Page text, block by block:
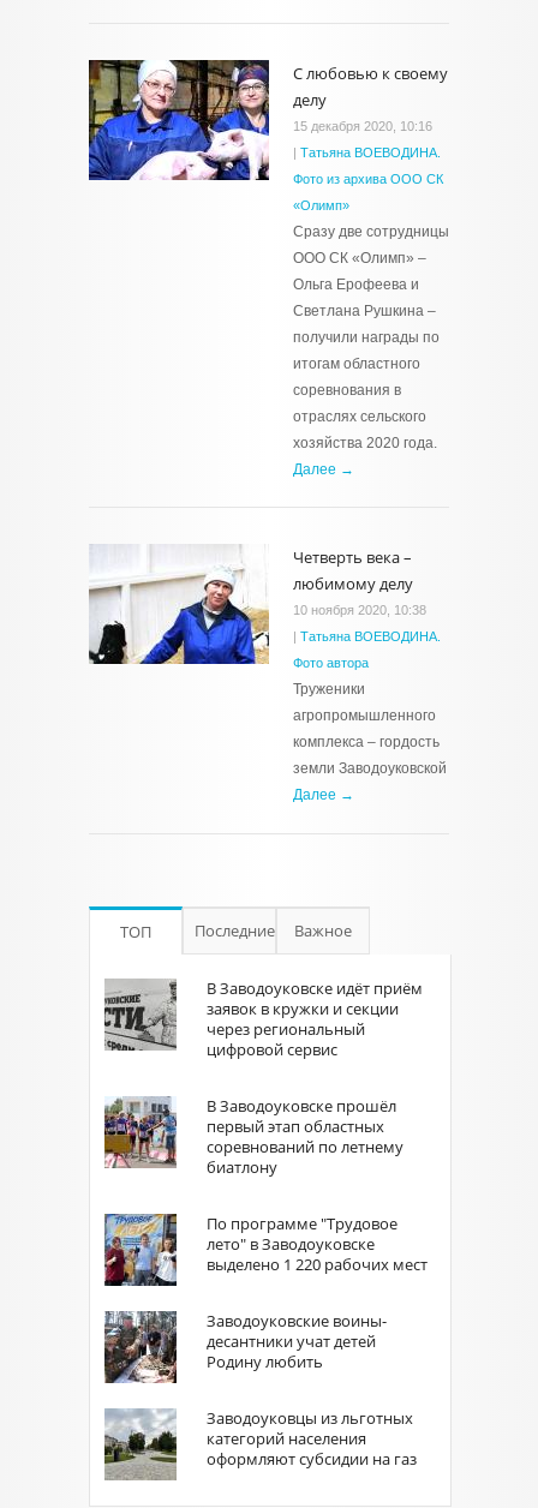
С любовью к своему
делу
15 декабря 2020, 10:16
| Татьяна ВОЕВОДИНА.
Фото из архива ООО СК
«Олимп»
Сразу две сотрудницы
ООО СК «Олимп» –
Ольга Ерофеева и
Светлана Рушкина –
получили награды по
итогам областного
соревнования в
отраслях сельского
хозяйства 2020 года.
Далее →
Четверть века –
любимому делу
10 ноября 2020, 10:38
| Татьяна ВОЕВОДИНА.
Фото автора
Труженики
агропромышленного
комплекса – гордость
земли Заводоуковской
Далее →
ТОП Последние Важное
В Заводоуковске идёт приём
заявок в кружки и секции
через региональный
цифровой сервис
В Заводоуковске прошёл
первый этап областных
соревнований по летнему
биатлону
По программе "Трудовое
лето" в Заводоуковске
выделено 1 220 рабочих мест
Заводоуковские воины-
десантники учат детей
Родину любить
Заводоуковцы из льготных
категорий населения
оформляют субсидии на газ